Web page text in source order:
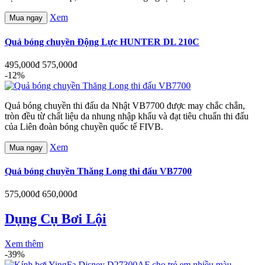
Mua ngay Xem
Quả bóng chuyền Động Lực HUNTER DL 210C
495,000đ 575,000đ
-12%
Quả bóng chuyền thi đấu da Nhật VB7700 được may chắc chắn,
tròn đều từ chất liệu da nhung nhập khẩu và đạt tiêu chuẩn thi đấu
của Liên đoàn bóng chuyền quốc tế FIVB.
Mua ngay Xem
Quả bóng chuyền Thăng Long thi đấu VB7700
575,000đ 650,000đ
Dụng Cụ Bơi Lội
Xem thêm
-39%